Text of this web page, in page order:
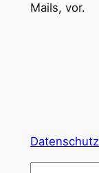
Mails, vor.